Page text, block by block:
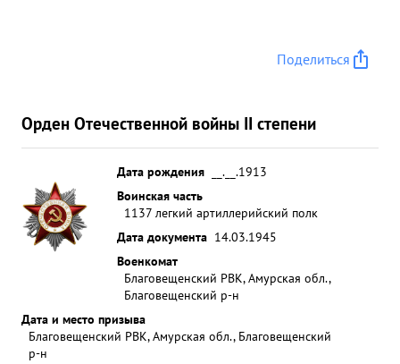
Поделиться
Орден Отечественной войны II степени
Дата рождения
__.__.1913
Воинская часть
1137 легкий артиллерийский полк
Дата документа 14.03.1945
Военкомат
Благовещенский РВК, Амурская обл.,
Благовещенский р-н
Дата и место призыва
Благовещенский РВК, Амурская обл., Благовещенский
р-н